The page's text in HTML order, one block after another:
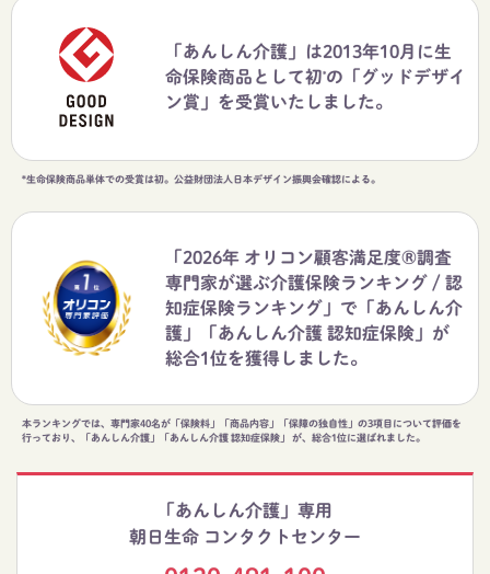
「あんしん介護」は2013年10月に生
命保険商品として初*の「グッドデザイ
ン賞」を受賞いたしました。
*生命保険商品単体での受賞は初。公益財団法人日本デザイン振興会確認による。
「2026年 オリコン顧客満足度®調査
専門家が選ぶ介護保険ランキング / 認
知症保険ランキング」で「あんしん介
護」「あんしん介護 認知症保険」が
総合1位を獲得しました。
本ランキングでは、専門家40名が「保険料」「商品内容」「保障の独自性」の3項目について評価を
行っており、「あんしん介護」「あんしん介護 認知症保険」 が、総合1位に選ばれました。
「あんしん介護」専用
朝日生命 コンタクトセンター